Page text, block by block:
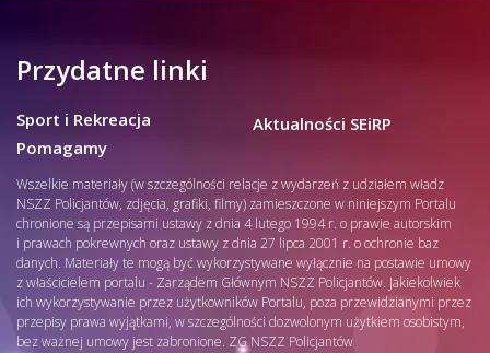
Przydatne linki
Sport i Rekreacja
Pomagamy
Aktualności SEiRP
Wszelkie materiały (w szczególności relacje z wydarzeń z udziałem władz
NSZZ Policjantów, zdjęcia, grafiki, filmy) zamieszczone w niniejszym Portalu
chronione są przepisami ustawy z dnia 4 lutego 1994 r. o prawie autorskim
i prawach pokrewnych oraz ustawy z dnia 27 lipca 2001 r. o ochronie baz
danych. Materiały te mogą być wykorzystywane wyłącznie na postawie umowy
z właścicielem portalu - Zarządem Głównym NSZZ Policjantów. Jakiekolwiek
ich wykorzystywanie przez użytkowników Portalu, poza przewidzianymi przez
przepisy prawa wyjątkami, w szczególności dozwolonym użytkiem osobistym,
bez ważnej umowy jest zabronione. ZG NSZZ Policjantów